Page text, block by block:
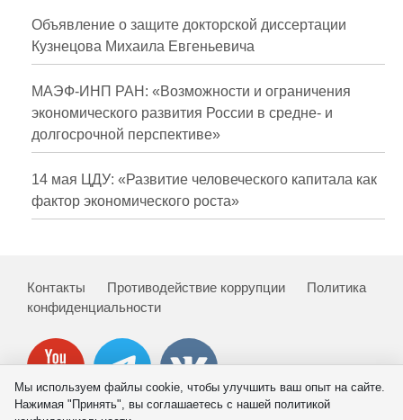
Объявление о защите докторской диссертации
Кузнецова Михаила Евгеньевича
МАЭФ-ИНП РАН: «Возможности и ограничения
экономического развития России в средне- и
долгосрочной перспективе»
14 мая ЦДУ: «Развитие человеческого капитала как
фактор экономического роста»
Контакты Противодействие коррупции
Политика
конфиденциальности
Мы используем файлы cookie, чтобы улучшить ваш опыт на сайте.
Нажимая "Принять", вы соглашаетесь с нашей политикой